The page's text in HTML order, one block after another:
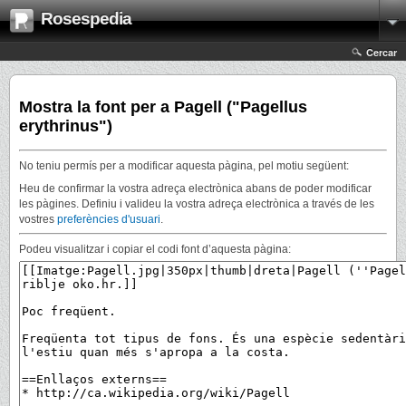
Rosespedia
Cercar
Mostra la font per a Pagell ("Pagellus
erythrinus")
No teniu permís per a modificar aquesta pàgina, pel motiu següent:
Heu de confirmar la vostra adreça electrònica abans de poder modificar
les pàgines. Definiu i valideu la vostra adreça electrònica a través de les
vostres preferències d'usuari.
Podeu visualitzar i copiar el codi font d’aquesta pàgina: